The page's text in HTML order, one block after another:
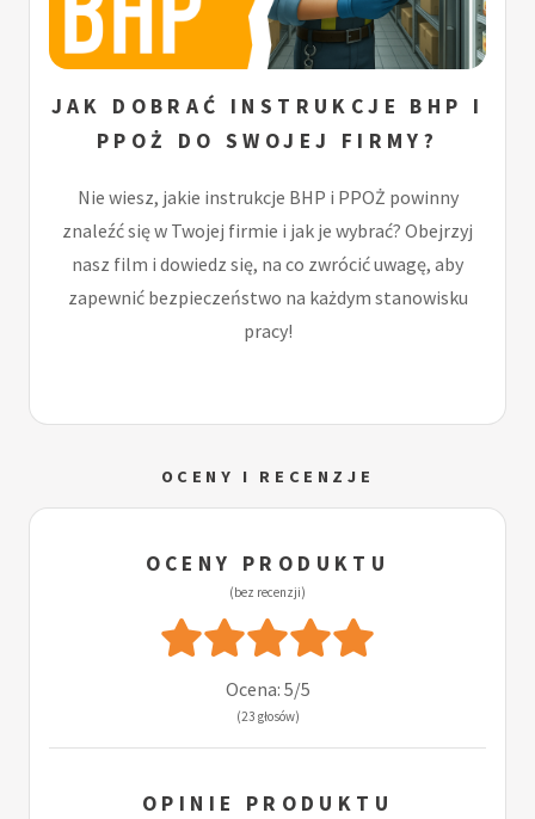
JAK DOBRAĆ INSTRUKCJE BHP I
PPOŻ DO SWOJEJ FIRMY?
Nie wiesz, jakie instrukcje BHP i PPOŻ powinny
znaleźć się w Twojej firmie i jak je wybrać? Obejrzyj
nasz film i dowiedz się, na co zwrócić uwagę, aby
zapewnić bezpieczeństwo na każdym stanowisku
pracy!
OCENY I RECENZJE
OCENY PRODUKTU
(bez recenzji)
Ocena: 5/5
(23 głosów)
OPINIE PRODUKTU